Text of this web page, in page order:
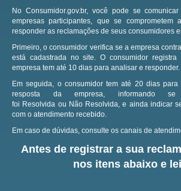
No Consumidor.gov.br, você pode se
empresas participantes, que se comprometem
responder as reclamações de seus consumidores
Primeiro, o consumidor verifica se a empresa
está cadastrada no site.O consumidor
empresa tem até 10 dias para analisar e responder.
Em seguida, o consumidor tem até 20 dias
resposta da empresa, informando se
foi Resolvida ou Não Resolvida, e ainda indicar
com o atendimento recebido.
Em caso de dúvidas, consulte os canais de
Antes de registrar a sua
nos itens abaixo e